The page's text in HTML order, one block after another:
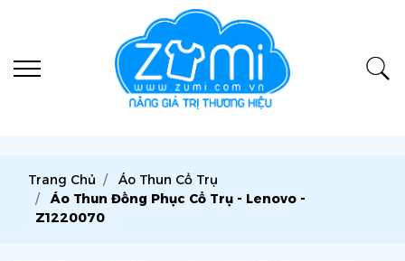
Trang Chủ
Áo Thun Cổ Trụ
Áo Thun Đồng Phục Cổ Trụ - Lenovo -
Z1220070